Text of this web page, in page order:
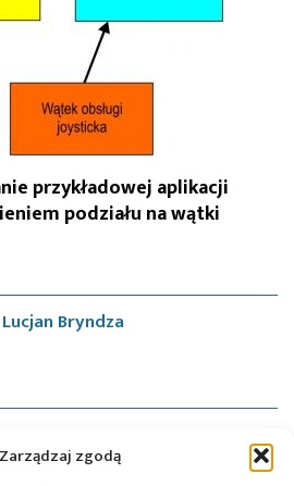
Zarządzaj zgodą
przykładowej aplikacji
podziału na wątki
Lucjan Bryndza
,RTOS,STM32